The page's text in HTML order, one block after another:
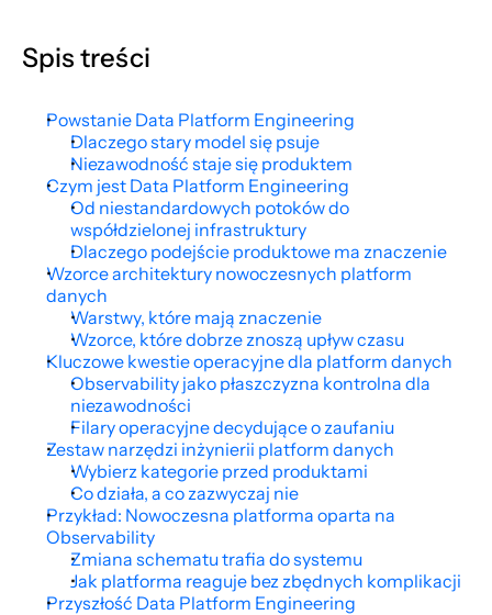
Spis treści
Powstanie Data Platform Engineering
Dlaczego stary model się psuje
Niezawodność staje się produktem
Czym jest Data Platform Engineering
Od niestandardowych potoków do
współdzielonej infrastruktury
Dlaczego podejście produktowe ma znaczenie
Wzorce architektury nowoczesnych platform
danych
Warstwy, które mają znaczenie
Wzorce, które dobrze znoszą upływ czasu
Kluczowe kwestie operacyjne dla platform danych
Observability jako płaszczyzna kontrolna dla
niezawodności
Filary operacyjne decydujące o zaufaniu
Zestaw narzędzi inżynierii platform danych
Wybierz kategorie przed produktami
Co działa, a co zazwyczaj nie
Przykład: Nowoczesna platforma oparta na
Observability
Zmiana schematu trafia do systemu
Jak platforma reaguje bez zbędnych komplikacji
Przyszłość Data Platform Engineering